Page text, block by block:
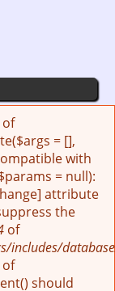
of
= [],
with
= null):
attribute
the
of
includes/
of
should